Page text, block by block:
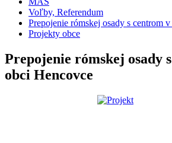
Voľby, Referendum
Prepojenie rómskej osady s centrom
Projekty obce
Prepojenie rómskej osady
obci Hencovce